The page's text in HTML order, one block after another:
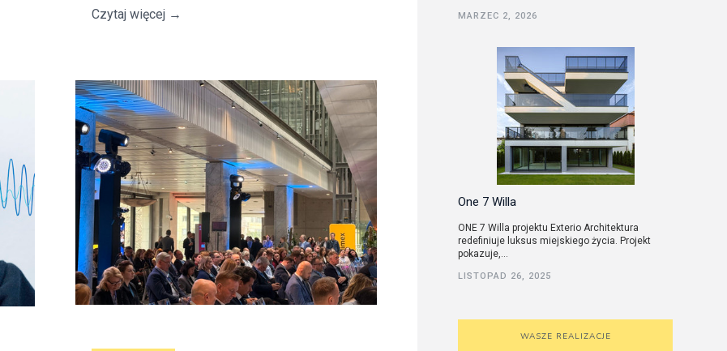
Czytaj więcej → MARZEC 2, 2026
One 7 Willa
ONE 7 Willa projektu Exterio Architektura
redefiniuje luksus miejskiego życia. Projekt
pokazuje,...
LISTOPAD 26, 2025
WASZE REALIZACJE